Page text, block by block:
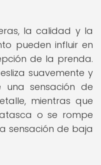
la calidad y la
pueden influir en
de la prenda.
suavemente y
una sensación de
mientras que
o se rompe
sensación de baja